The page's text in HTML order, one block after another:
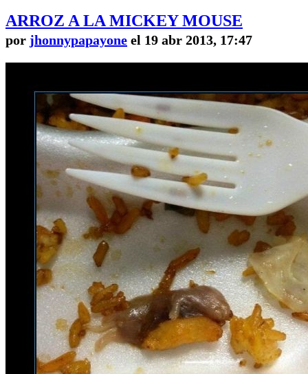
ARROZ A LA MICKEY MOUSE
por jhonnypapayone el 19 abr 2013, 17:47